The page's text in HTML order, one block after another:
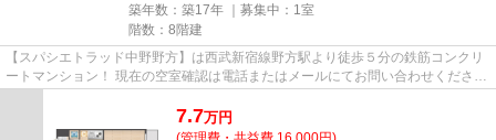
築年数：築17年 ｜募集中： 1室
階数：8階建
【スパシエトラッド中野野方】は西武新宿線野方駅より徒歩５分の鉄筋コンクリ
ートマンション！ 現在の空室確認は電話またはメールにてお問い合わせくださ
7.7万円